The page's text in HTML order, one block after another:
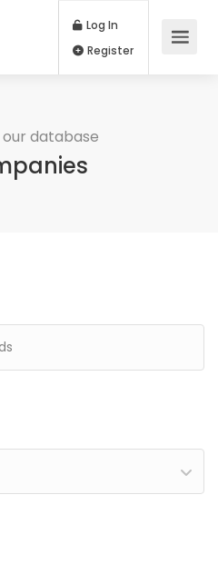
Log In
database